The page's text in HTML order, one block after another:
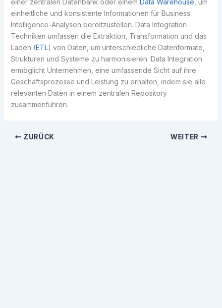
einer zentralen Datenbank oder einem Data Warehouse , um
einheitliche und konsistente Informationen für Business
Intelligence-Analysen bereitzustellen. Data Integration-
Techniken umfassen die Extraktion, Transformation und das
Laden (ETL) von Daten, um unterschiedliche Datenformate,
Strukturen und Systeme zu harmonisieren. Data Integration
ermöglicht Unternehmen, eine umfassende Sicht auf ihre
Geschäftsprozesse und Leistung zu erhalten, indem sie alle
relevanten Daten in einem zentralen Repository
zusammenführen.
ZURÜCK WEITER